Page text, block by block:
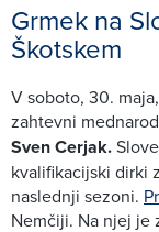
Grmek na
Škotskem
V soboto, 30.
zahtevni
Sven Cerjak.
kvalifikacijski dirki
naslednji sezoni.
Nemčiji. Na njej je